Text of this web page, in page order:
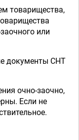
товарищества,
или
документы СНТ
очно-заочно,
Если не